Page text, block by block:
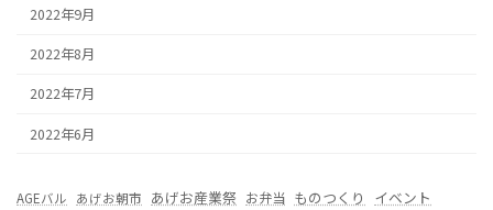
2022年9月
2022年8月
2022年7月
2022年6月
AGEバル あげお朝市 あげお産業祭 お弁当 ものつくり イベント